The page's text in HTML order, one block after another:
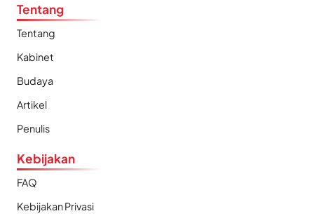
Tentang
Tentang
Kabinet
Budaya
Artikel
Penulis
Kebijakan
FAQ
Kebijakan Privasi